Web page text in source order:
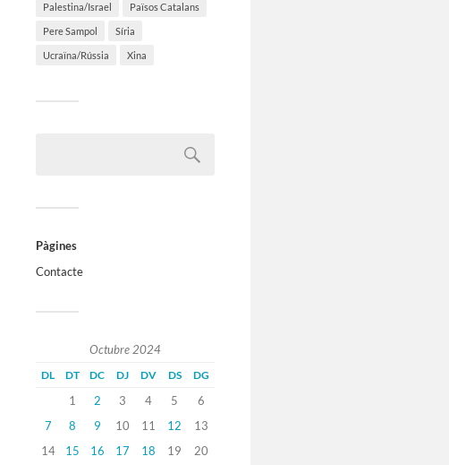
Palestina/Israel Països Catalans
Pere Sampol Síria
Ucraïna/Rússia Xina
Pàgines
Contacte
Octubre 2024
DL DT DC DJ DV DS DG
1 2 3 4 5
6
7
8 9 10 11 12
13
14
15 16 17 18 19
20